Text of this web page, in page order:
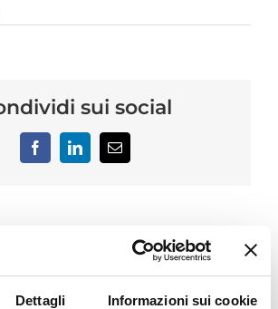
Dettagli Informazioni sui cookie
sui social
FacebookLinkedInEmail